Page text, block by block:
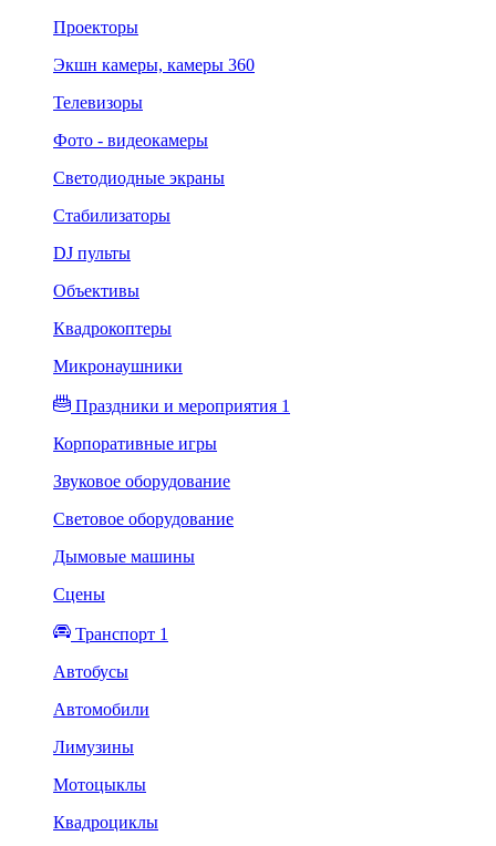
Проекторы
Экшн камеры, камеры 360
Телевизоры
Фото - видеокамеры
Светодиодные экраны
Стабилизаторы
DJ пульты
Объективы
Квадрокоптеры
Микронаушники
Праздники и мероприятия 1
Корпоративные игры
Звуковое оборудование
Световое оборудование
Дымовые машины
Сцены
Транспорт 1
Автобусы
Автомобили
Лимузины
Мотоцыклы
Квадроциклы